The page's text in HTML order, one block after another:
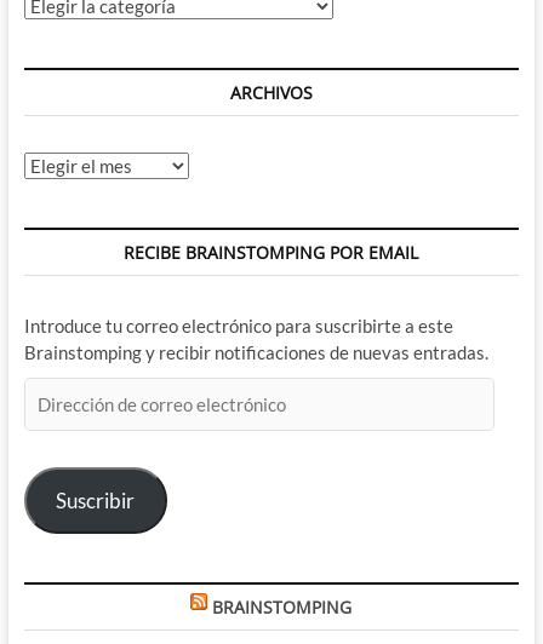
Categorías
ARCHIVOS
Archivos
RECIBE BRAINSTOMPING POR EMAIL
Introduce tu correo electrónico para suscribirte a este
Brainstomping y recibir notificaciones de nuevas entradas.
de
electrónico
Suscribir
BRAINSTOMPING